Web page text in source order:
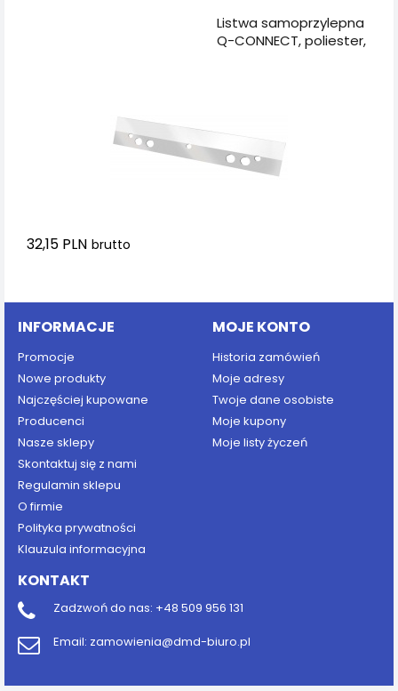
Listwa samoprzylepna
Q-CONNECT, poliester,
32,15 PLN brutto
INFORMACJE
Promocje
Nowe produkty
Najczęściej kupowane
Producenci
Nasze sklepy
Skontaktuj się z nami
Regulamin sklepu
O firmie
Polityka prywatności
Klauzula informacyjna
MOJE KONTO
Historia zamówień
Moje adresy
Twoje dane osobiste
Moje kupony
Moje listy życzeń
KONTAKT
Zadzwoń do nas: +48 509 956 131
Email: zamowienia@dmd-biuro.pl